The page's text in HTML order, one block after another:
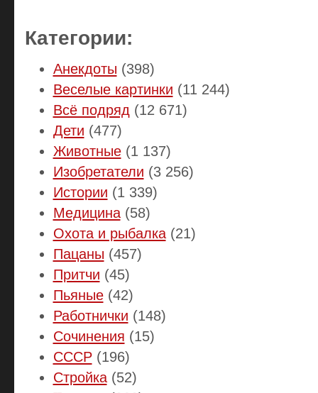
Категории:
Анекдоты (398)
Веселые картинки (11 244)
Всё подряд (12 671)
Дети (477)
Животные(1 137)
Изобретатели (3 256)
Истории (1 339)
Медицина(58)
Охота и рыбалка(21)
Пацаны (457)
Притчи (45)
Пьяные(42)
Работнички (148)
Сочинения (15)
СССР(196)
Стройка(52)